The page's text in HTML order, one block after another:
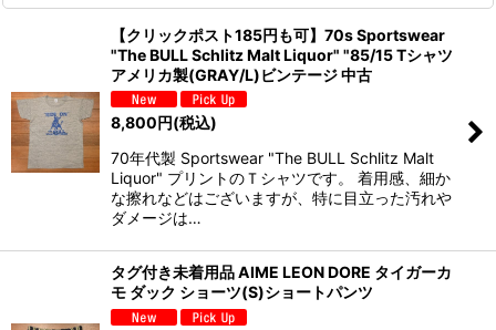
【クリックポスト185円も可】70s Sportswear
"The BULL Schlitz Malt Liquor" "85/15 Tシャツ
アメリカ製(GRAY/L)ビンテージ 中古
8,800円(税込)
70年代製 Sportswear "The BULL Schlitz Malt
Liquor" プリントのＴシャツです。 着用感、細か
な擦れなどはございますが、特に目立った汚れや
ダメージは…
タグ付き未着用品 AIME LEON DORE タイガーカ
モ ダック ショーツ(S)ショートパンツ